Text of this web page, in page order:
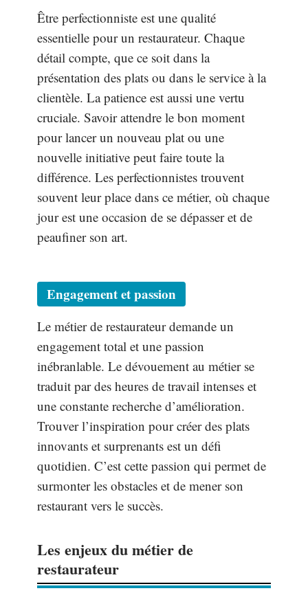
Être perfectionniste est une qualité
essentielle pour un restaurateur. Chaque
détail compte, que ce soit dans la
présentation des plats ou dans le service à la
clientèle. La patience est aussi une vertu
cruciale. Savoir attendre le bon moment
pour lancer un nouveau plat ou une
nouvelle initiative peut faire toute la
différence. Les perfectionnistes trouvent
souvent leur place dans ce métier, où chaque
jour est une occasion de se dépasser et de
peaufiner son art.
Engagement et passion
Le métier de restaurateur demande un
engagement total et une passion
inébranlable. Le dévouement au métier se
traduit par des heures de travail intenses et
une constante recherche d’amélioration.
Trouver l’inspiration pour créer des plats
innovants et surprenants est un défi
quotidien. C’est cette passion qui permet de
surmonter les obstacles et de mener son
restaurant vers le succès.
Les enjeux du métier de
restaurateur